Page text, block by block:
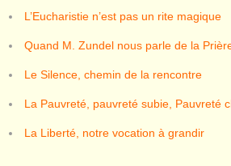
L’Eucharistie n’est pas un rite magique
Quand M. Zundel nous parle de la
Le Silence, chemin de la rencontre
La Pauvreté, pauvreté subie, Pauvreté
La Liberté, notre vocation à grandir